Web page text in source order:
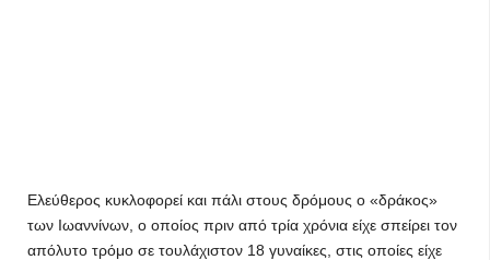
Ελεύθερος κυκλοφορεί και πάλι στους δρόμους ο «δράκος»
των Ιωαννίνων, ο οποίος πριν από τρία χρόνια είχε σπείρει τον
απόλυτο τρόμο σε τουλάχιστον 18 γυναίκες, στις οποίες είχε